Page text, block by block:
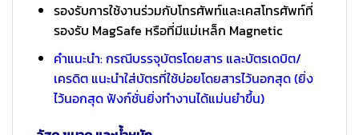
รองรับการใช้งานร่วมกับโทรศัพท์และเคสโทรศัพท์ที่
รองรับ MagSafe หรือที่มีแม่เหล็ก Magnetic
คำแนะนำ: กรณีบรรจุบัตรโดยสาร และบัตรเดบิต/
เครดิต แนะนำใส่บัตรที่ใช้บ่อยโดยสารไว้นอกสุด (ยิ่ง
ไว้นอกสุด ฟังก์ชั่นยิ่งทำงานได้แม่นยำขึ้น)